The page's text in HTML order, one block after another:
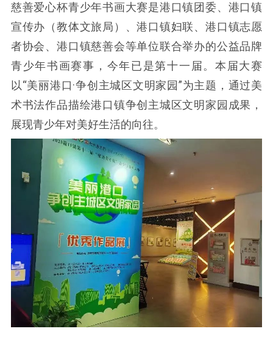
慈善爱心杯青少年书画大赛是港口镇团委、港口镇
宣传办（教体文旅局）、港口镇妇联、港口镇志愿
者协会、港口镇慈善会等单位联合举办的公益品牌
青少年书画赛事，今年已是第十一届。本届大赛
以“美丽港口·争创主城区文明家园”为主题，通过美
术书法作品描绘港口镇争创主城区文明家园成果，
展现青少年对美好生活的向往。